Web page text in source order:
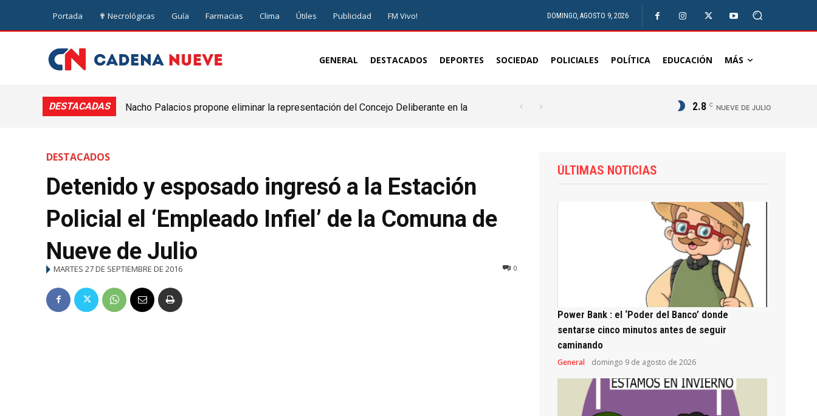
Portada ✟ Necrológicas Guía Farmacias Clima Útiles Publicidad FM Vivo! DOMINGO, AGOSTO 9, 2026
GENERAL DESTACADOS DEPORTES SOCIEDAD POLICIALES POLÍTICA EDUCACIÓN MÁS
DESTACADAS
Nacho Palacios propone eliminar la representación del Concejo Deliberante en la
2.8 C NUEVE DE JULIO
DESTACADOS
Detenido y esposado ingresó a la Estación
Policial el ‘Empleado Infiel’ de la Comuna de
Nueve de Julio
MARTES 27 DE SEPTIEMBRE DE 2016 0
ÚLTIMAS NOTICIAS
Power Bank : el ‘Poder del Banco’ donde
sentarse cinco minutos antes de seguir
caminando
General domingo 9 de agosto de 2026